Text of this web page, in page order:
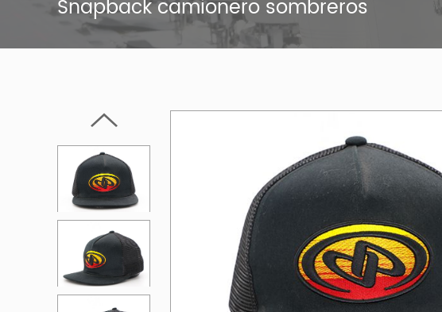
Snapback camionero sombreros